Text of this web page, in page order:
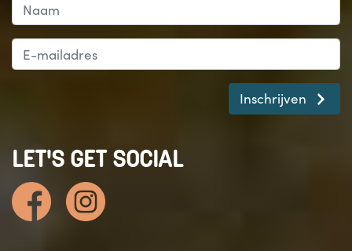
Inschrijven
LET'S GET SOCIAL